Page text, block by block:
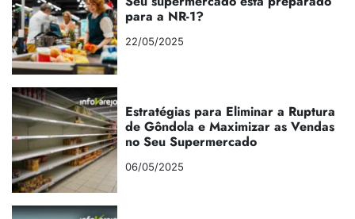
para a NR-1?
22/05/2025
Estratégias para Eliminar a Ruptura
de Gôndola e Maximizar as Vendas
no Seu Supermercado
06/05/2025